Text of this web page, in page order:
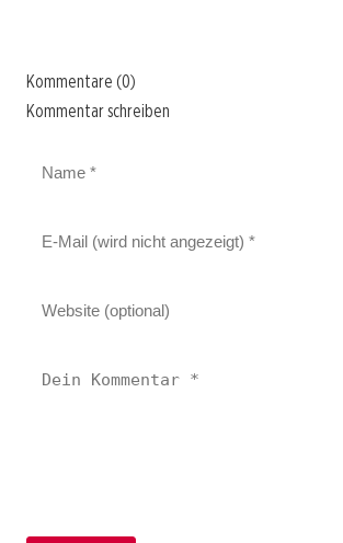
Kommentare (0)
Kommentar schreiben